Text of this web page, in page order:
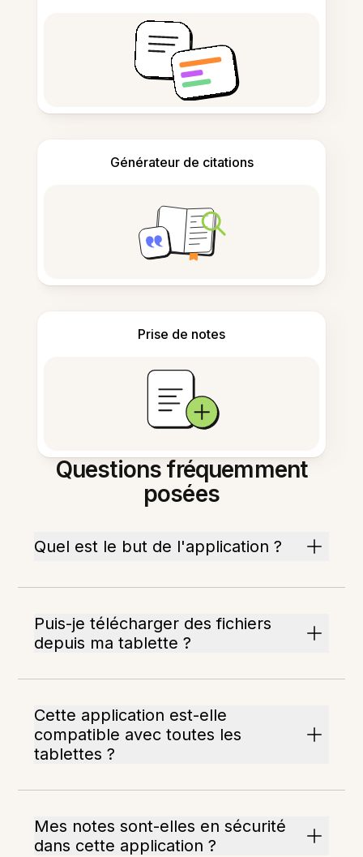
Générateur de citations
Prise de notes
Questions fréquemment
posées
Quel est le but de l'application ?
Puis-je télécharger des fichiers
depuis ma tablette ?
Cette application est-elle
compatible avec toutes les
tablettes ?
Mes notes sont-elles en sécurité
dans cette application ?